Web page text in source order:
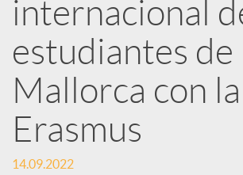
e
s
S
internacional
estudiantes de
Mallorca con
Erasmus
14.09.2022